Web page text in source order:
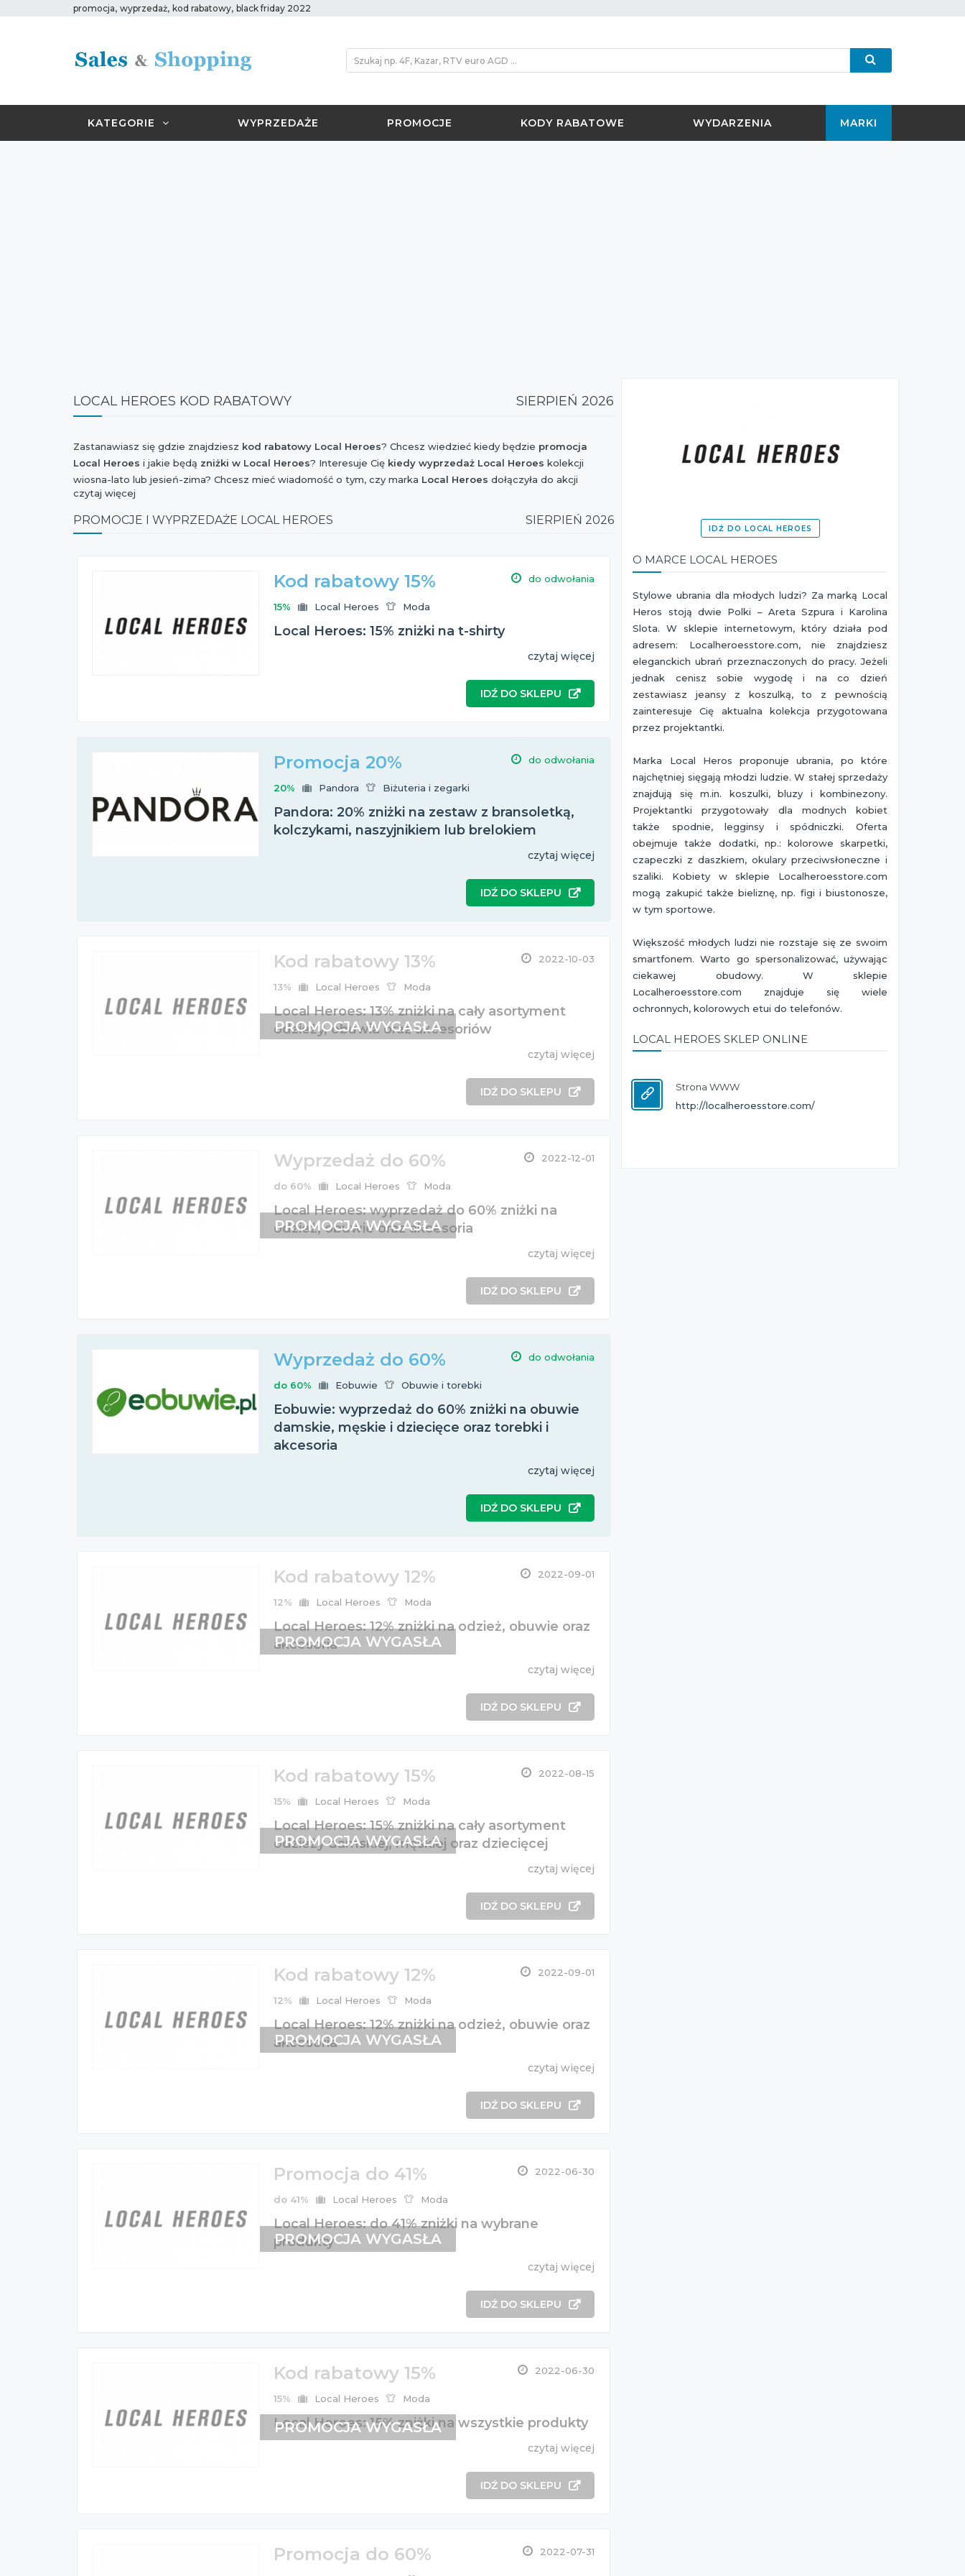
promocja, wyprzedaż, kod rabatowy, black friday 2022
KATEGORIE WYPRZEDAŻE PROMOCJE KODY RABATOWE WYDARZENIA MARKI
LOCAL HEROES KOD RABATOWY SIERPIEŃ 2026
Zastanawiasz się gdzie znajdziesz kod rabatowy Local Heroes? Chcesz wiedzieć kiedy będzie promocja
Local Heroes i jakie będą zniżki w Local Heroes? Interesuje Cię kiedy wyprzedaż Local Heroes kolekcji
wiosna-lato lub jesień-zima? Chcesz mieć wiadomość o tym, czy marka Local Heroes dołączyła do akcji
Weekend Zniżek, Stylowe Zakupy, Szaleństwo Zakupów, Extra Zakupy czy I Love Shopping oraz czy jest
kupon rabatowy Local Heroes
nowa kolekcja
czytaj więcej
PROMOCJE I WYPRZEDAŻE LOCAL HEROES SIERPIEŃ 2026
Kod rabatowy 15% do odwołania
15% Local Heroes Moda
Local Heroes: 15% zniżki na t-shirty
czytaj więcej
IDŹ DO SKLEPU
Promocja 20% do odwołania
20% Pandora Biżuteria i zegarki
Pandora: 20% zniżki na zestaw z bransoletką,
kolczykami, naszyjnikiem lub brelokiem
czytaj więcej
IDŹ DO SKLEPU
Kod rabatowy 13% 2022-10-03
13% Local Heroes Moda
Local Heroes: 13% zniżki na cały asortyment
odzieży, obuwia oraz akcesoriów
czytaj więcej
IDŹ DO SKLEPU
PROMOCJA WYGASŁA
Wyprzedaż do 60% 2022-12-01
do 60% Local Heroes Moda
Local Heroes: wyprzedaż do 60% zniżki na
odzież, obuwie oraz akcesoria
czytaj więcej
IDŹ DO SKLEPU
PROMOCJA WYGASŁA
Wyprzedaż do 60% do odwołania
do 60% Eobuwie Obuwie i torebki
Eobuwie: wyprzedaż do 60% zniżki na obuwie
damskie, męskie i dziecięce oraz torebki i
akcesoria
czytaj więcej
IDŹ DO SKLEPU
Kod rabatowy 12% 2022-09-01
12% Local Heroes Moda
Local Heroes: 12% zniżki na odzież, obuwie oraz
akcesoria
czytaj więcej
IDŹ DO SKLEPU
PROMOCJA WYGASŁA
Kod rabatowy 15% 2022-08-15
15% Local Heroes Moda
Local Heroes: 15% zniżki na cały asortyment
odzieży damskiej, męskiej oraz dziecięcej
czytaj więcej
IDŹ DO SKLEPU
PROMOCJA WYGASŁA
Kod rabatowy 12% 2022-09-01
12% Local Heroes Moda
Local Heroes: 12% zniżki na odzież, obuwie oraz
akcesoria
czytaj więcej
IDŹ DO SKLEPU
PROMOCJA WYGASŁA
Promocja do 41% 2022-06-30
do 41% Local Heroes Moda
Local Heroes: do 41% zniżki na wybrane
produkty
czytaj więcej
IDŹ DO SKLEPU
PROMOCJA WYGASŁA
Kod rabatowy 15% 2022-06-30
15% Local Heroes Moda
Local Heroes: 15% zniżki na wszystkie produkty
czytaj więcej
IDŹ DO SKLEPU
PROMOCJA WYGASŁA
Promocja do 60% 2022-07-31
IDŹ DO LOCAL HEROES
O MARCE LOCAL HEROES
Stylowe ubrania dla młodych ludzi? Za marką Local
Heros stoją dwie Polki – Areta Szpura i Karolina
Slota. W sklepie internetowym, który działa pod
adresem: Localheroesstore.com, nie znajdziesz
eleganckich ubrań przeznaczonych do pracy. Jeżeli
jednak cenisz sobie wygodę i na co dzień
zestawiasz jeansy z koszulką, to z pewnością
zainteresuje Cię aktualna kolekcja przygotowana
przez projektantki.
Marka Local Heros proponuje ubrania, po które
najchętniej sięgają młodzi ludzie. W stałej sprzedaży
znajdują się m.in. koszulki, bluzy i kombinezony.
Projektantki przygotowały dla modnych kobiet
także spodnie, legginsy i spódniczki. Oferta
obejmuje także dodatki, np.: kolorowe skarpetki,
czapeczki z daszkiem, okulary przeciwsłoneczne i
szaliki. Kobiety w sklepie Localheroesstore.com
mogą zakupić także bieliznę, np. figi i biustonosze,
w tym sportowe.
Większość młodych ludzi nie rozstaje się ze swoim
smartfonem. Warto go spersonalizować, używając
ciekawej obudowy. W sklepie
Localheroesstore.com znajduje się wiele
ochronnych, kolorowych etui do telefonów.
LOCAL HEROES SKLEP ONLINE
Strona WWW
http://localheroesstore.com/